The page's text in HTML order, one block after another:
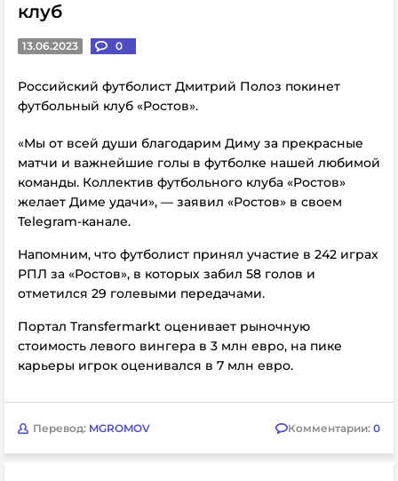
клуб
13.06.2023 0
Российский футболист Дмитрий Полоз покинет
футбольный клуб «Ростов».
«Мы от всей души благодарим Диму за прекрасные
матчи и важнейшие голы в футболке нашей любимой
команды. Коллектив футбольного клуба «Ростов»
желает Диме удачи», — заявил «Ростов» в своем
Telegram-канале.
Напомним, что футболист принял участие в 242 играх
РПЛ за «Ростов», в которых забил 58 голов и
отметился 29 голевыми передачами.
Портал Transfermarkt оценивает рыночную
стоимость левого вингера в 3 млн евро, на пике
карьеры игрок оценивался в 7 млн евро.
Перевод: MGROMOV Комментарии: 0